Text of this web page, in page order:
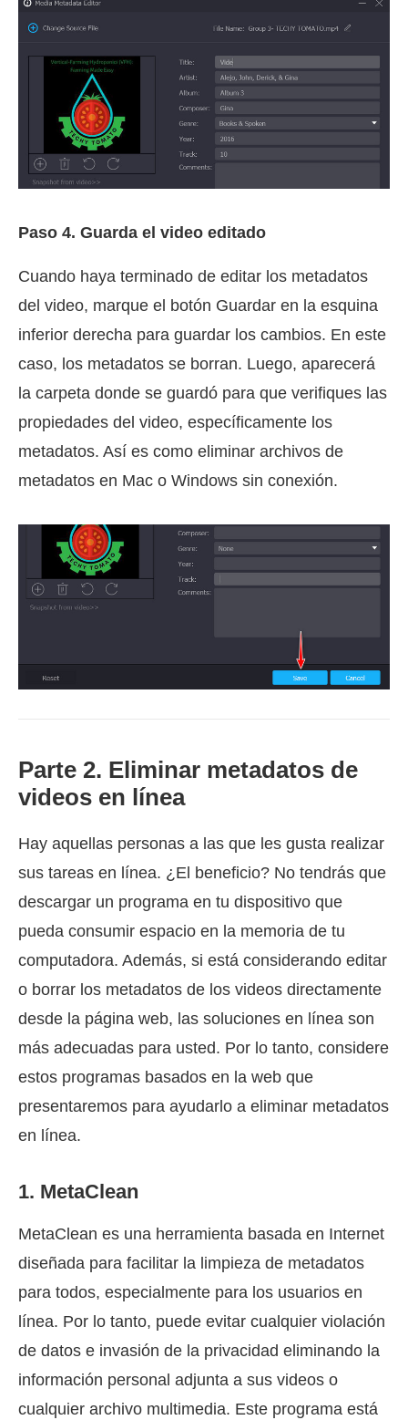
Paso 4. Guarda el video editado
Cuando haya terminado de editar los metadatos
del video, marque el botón Guardar en la esquina
inferior derecha para guardar los cambios. En este
caso, los metadatos se borran. Luego, aparecerá
la carpeta donde se guardó para que verifiques las
propiedades del video, específicamente los
metadatos. Así es como eliminar archivos de
metadatos en Mac o Windows sin conexión.
Parte 2. Eliminar metadatos de
videos en línea
Hay aquellas personas a las que les gusta realizar
sus tareas en línea. ¿El beneficio? No tendrás que
descargar un programa en tu dispositivo que
pueda consumir espacio en la memoria de tu
computadora. Además, si está considerando editar
o borrar los metadatos de los videos directamente
desde la página web, las soluciones en línea son
más adecuadas para usted. Por lo tanto, considere
estos programas basados en la web que
presentaremos para ayudarlo a eliminar metadatos
en línea.
1. MetaClean
MetaClean es una herramienta basada en Internet
diseñada para facilitar la limpieza de metadatos
para todos, especialmente para los usuarios en
línea. Por lo tanto, puede evitar cualquier violación
de datos e invasión de la privacidad eliminando la
información personal adjunta a sus videos o
cualquier archivo multimedia. Este programa está